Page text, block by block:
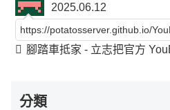
2025.06.12
https://potatosserver.github.io/
腳踏車抵家 - 立志把官方
分類